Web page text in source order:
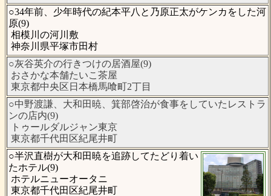
○34年前、少年時代の紀本平八と乃原正太がケンカをした河
原(9)
相模川の河川敷
神奈川県平塚市田村
○灰谷英介の行きつけの居酒屋(9)
おさかな本舗たいこ茶屋
東京都中央区日本橋馬喰町2丁目
○中野渡謙、大和田暁、箕部啓治が食事をしていたレストラ
ンの店内(9)
トゥールダルジャン東京
東京都千代田区紀尾井町
○半沢直樹が大和田暁を追跡してたどり着い
たホテル(9)
ホテルニューオータニ
東京都千代田区紀尾井町